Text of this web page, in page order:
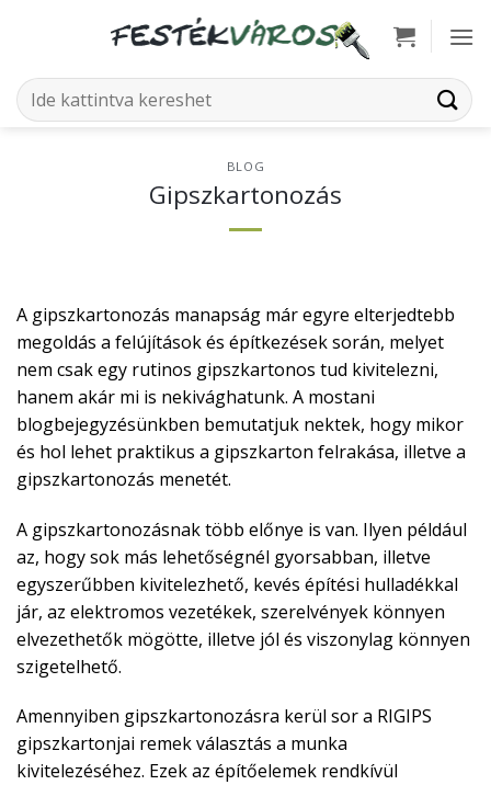
Keresés
a
BLOG
Gipszkartonozás
A gipszkartonozás manapság már egyre elterjedtebb
megoldás a felújítások és építkezések során, melyet
nem csak egy rutinos gipszkartonos tud kivitelezni,
hanem akár mi is nekivághatunk. A mostani
blogbejegyzésünkben bemutatjuk nektek, hogy mikor
és hol lehet praktikus a gipszkarton felrakása, illetve a
gipszkartonozás menetét.
A gipszkartonozásnak több előnye is van. Ilyen például
az, hogy sok más lehetőségnél gyorsabban, illetve
egyszerűbben kivitelezhető, kevés építési hulladékkal
jár, az elektromos vezetékek, szerelvények könnyen
elvezethetők mögötte, illetve jól és viszonylag könnyen
szigetelhető.
Amennyiben gipszkartonozásra kerül sor a RIGIPS
gipszkartonjai remek választás a munka
kivitelezéséhez. Ezek az építőelemek rendkívül